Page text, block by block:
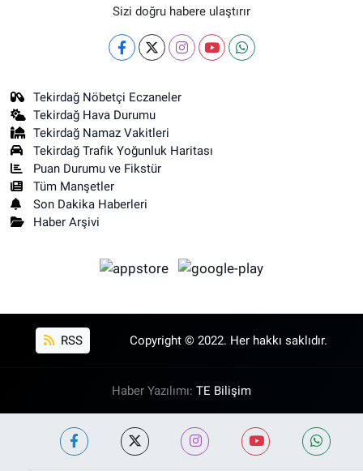
Sizi doğru habere ulaştırır
Tekirdağ Nöbetçi Eczaneler
Tekirdağ Hava Durumu
Tekirdağ Namaz Vakitleri
Tekirdağ Trafik Yoğunluk Haritası
Puan Durumu ve Fikstür
Tüm Manşetler
Son Dakika Haberleri
Haber Arşivi
RSS Copyright © 2022. Her hakkı saklıdır.
Haber Yazılımı: TE Bilişim